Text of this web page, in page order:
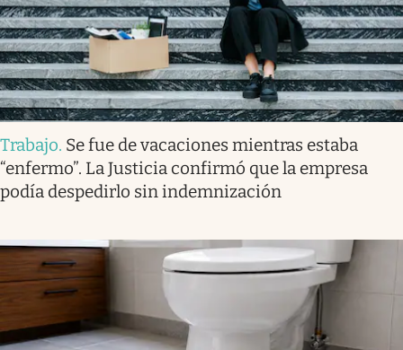
Trabajo. Se fue de vacaciones mientras estaba
“enfermo”. La Justicia confirmó que la empresa
podía despedirlo sin indemnización